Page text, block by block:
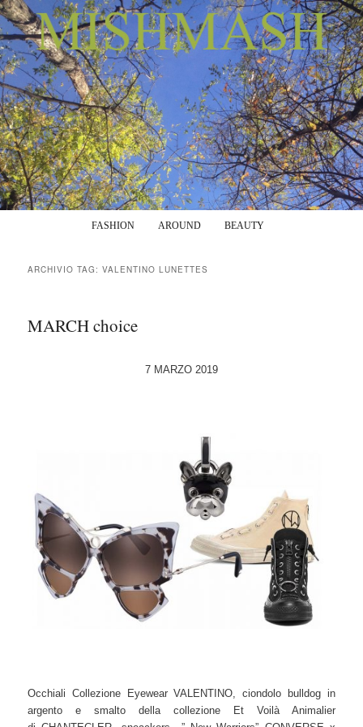
Vai al contenuto principale
Vai al contenuto secondario
FASHION AROUND BEAUTY
ARCHIVIO TAG:VALENTINO LUNETTES
MARCH choice
7 MARZO 2019
Occhiali Collezione Eyewear VALENTINO, ciondolo bulldog in
argento e smalto della collezione Et Voilà Animalier